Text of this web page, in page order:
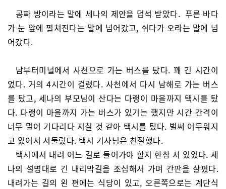
공짜 방이라는 말에 세나의 제안을 덥석 받았다. 푸른 바다
가 눈 앞에 펼쳐진다는 말에 넘어갔고, 쉬다가 오라는 말에 넘
어갔다.
남부터미널에서 사천으로 가는 버스를 탔다. 꽤 긴 시간이
었다. 거의 4시간이 걸렸다. 사천에서 다시 남해로 가는 버스
를 탔고, 세나의 부모님이 산다는 다랭이 마을까지 택시를 탔
다. 다랭이 마을까지 가는 버스가 있기는 했지만 시간 간격이
너무 멀어 기다리다 지칠 것 같아 택시를 탔다. 벌써 어두워지
고 있어서 서둘렀다. 택시 기사님은 친절했다.
택시에서 내려 어느 길로 들어가야 할지 한참 서 있었다. 세
나의 설명대로 긴 내리막길을 조심해서 가며 간판을 살폈다.
내려가는 길의 왼 편에는 식당이 있고, 오른쪽으로는 계단식